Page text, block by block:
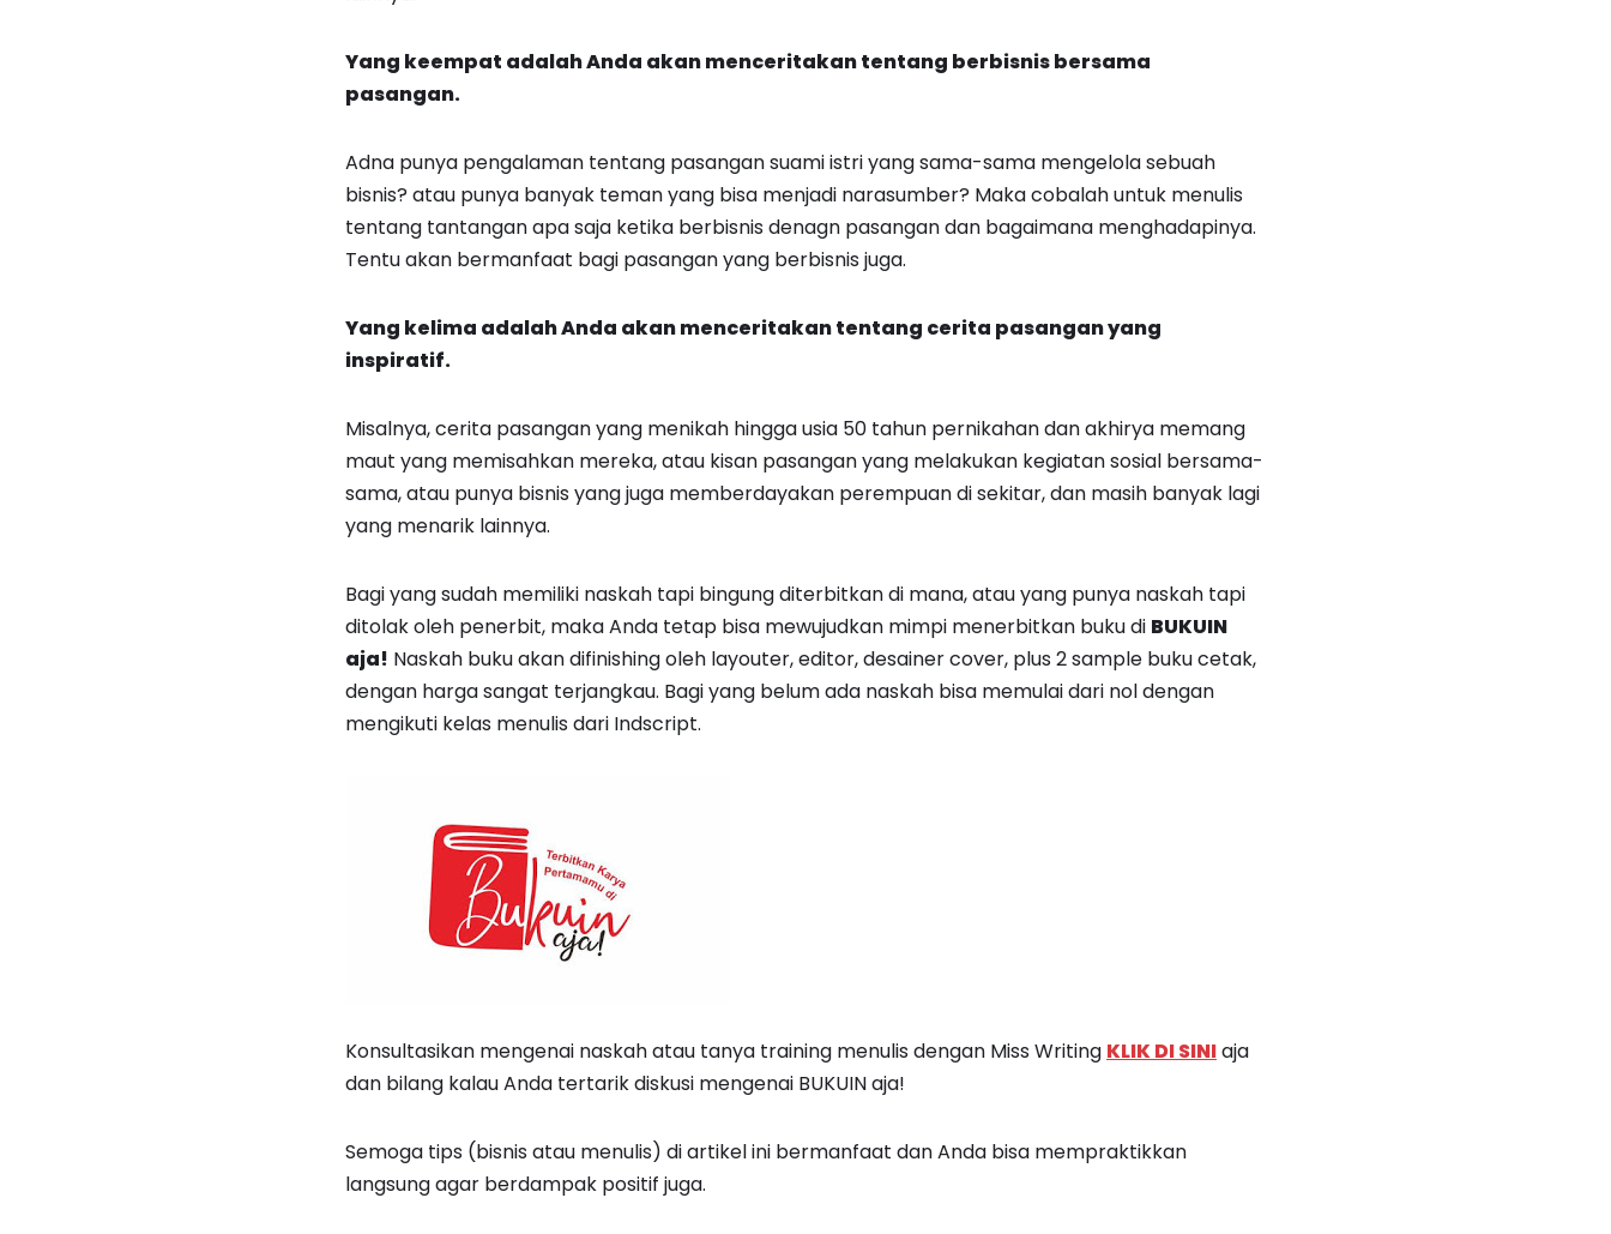
Yang keempat adalah Anda akan menceritakan tentang berbisnis bersama
pasangan.
Adna punya pengalaman tentang pasangan suami istri yang sama-sama mengelola sebuah
bisnis? atau punya banyak teman yang bisa menjadi narasumber? Maka cobalah untuk menulis
tentang tantangan apa saja ketika berbisnis denagn pasangan dan bagaimana menghadapinya.
Tentu akan bermanfaat bagi pasangan yang berbisnis juga.
Yang kelima adalah Anda akan menceritakan tentang cerita pasangan yang
inspiratif.
Misalnya, cerita pasangan yang menikah hingga usia 50 tahun pernikahan dan akhirya memang
maut yang memisahkan mereka, atau kisan pasangan yang melakukan kegiatan sosial bersama-
sama, atau punya bisnis yang juga memberdayakan perempuan di sekitar, dan masih banyak lagi
yang menarik lainnya.
Bagi yang sudah memiliki naskah tapi bingung diterbitkan di mana, atau yang punya naskah tapi
ditolak oleh penerbit, maka Anda tetap bisa mewujudkan mimpi menerbitkan buku di BUKUIN
aja! Naskah buku akan difinishing oleh layouter, editor, desainer cover, plus 2 sample buku cetak,
dengan harga sangat terjangkau. Bagi yang belum ada naskah bisa memulai dari nol dengan
mengikuti kelas menulis dari Indscript.
Konsultasikan mengenai naskah atau tanya training menulis dengan Miss Writing KLIK DI SINIaja
dan bilang kalau Anda tertarik diskusi mengenai BUKUIN aja!
Semoga tips (bisnis atau menulis) di artikel ini bermanfaat dan Anda bisa mempraktikkan
langsung agar berdampak positif juga.